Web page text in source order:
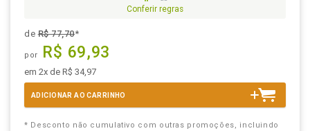
Conferir regras
deR$ 77,70*
por R$ 69,93
em 2x de R$ 34,97
ADICIONAR AO CARRINHO
* Desconto não cumulativo com outras promoções, incluindo